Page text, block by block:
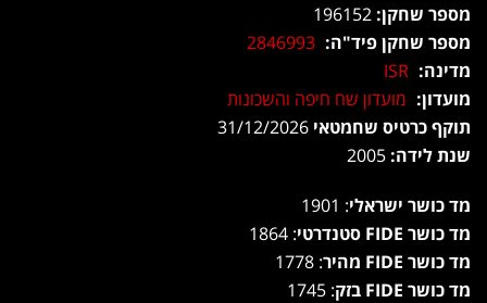
מספר שחקן:
מספר שחקן פיד"ה: 2846993
מדינה: ISR
מועדון: מועדון שח חיפה והשכונות
תוקף כרטיס שחמטאי
שנת לידה:
מד כושר ישראלי: 1901
מד כושר FIDE סטנדרטי
: 1864
מד כושר FIDE מהיר
: 1778
מד כושר FIDE בזק
: 1745